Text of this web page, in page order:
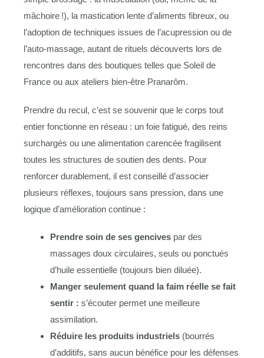
mâchoire !), la mastication lente d’aliments fibreux, ou
l’adoption de techniques issues de l’acupression ou de
l’auto-massage, autant de rituels découverts lors de
rencontres dans des boutiques telles que Soleil de
France ou aux ateliers bien-être Pranarôm.
Prendre du recul, c’est se souvenir que le corps tout
entier fonctionne en réseau : un foie fatigué, des reins
surchargés ou une alimentation carencée fragilisent
toutes les structures de soutien des dents. Pour
renforcer durablement, il est conseillé d’associer
plusieurs réflexes, toujours sans pression, dans une
logique d’amélioration continue :
Prendre soin de ses gencives par des
massages doux circulaires, seuls ou ponctués
d’huile essentielle (toujours bien diluée).
Manger seulement quand la faim réelle se fait
sentir : s’écouter permet une meilleure
assimilation.
Réduire les produits industriels (bourrés
d’additifs, sans aucun bénéfice pour les défenses